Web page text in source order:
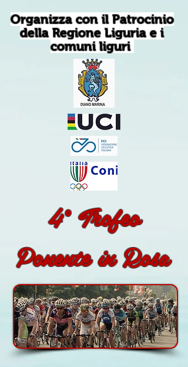
Organizza con il Patrocinio
della Regione Liguria e i
comuni liguri
4° Trofeo
Ponente in Rosa